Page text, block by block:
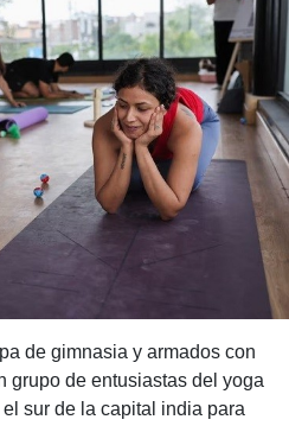
de gimnasia y armados con
grupo de entusiastas del yoga
sur de la capital india para